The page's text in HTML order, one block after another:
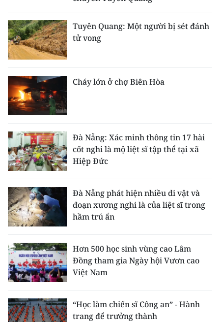
Tuyên Quang: Một người bị sét đánh
tử vong
Cháy lớn ở chợ Biên Hòa
Đà Nẵng: Xác minh thông tin 17 hài
cốt nghi là mộ liệt sĩ tập thể tại xã
Hiệp Đức
Đà Nẵng phát hiện nhiều di vật và
đoạn xương nghi là của liệt sĩ trong
hầm trú ẩn
Hơn 500 học sinh vùng cao Lâm
Đồng tham gia Ngày hội Vươn cao
Việt Nam
“Học làm chiến sĩ Công an” - Hành
trang để trưởng thành